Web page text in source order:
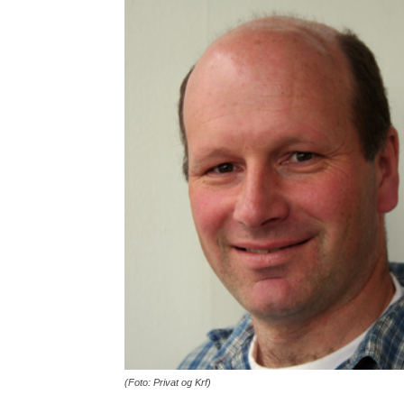
(Foto: Privat og Krf)